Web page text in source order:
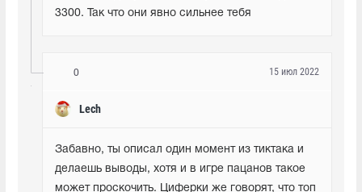
3300. Так что они явно сильнее тебя
0
Lech
15 июл 2022
Забавно, ты описал один момент из тиктака и
делаешь выводы, хотя и в игре пацанов такое
может проскочить. Циферки же говорят, что топ